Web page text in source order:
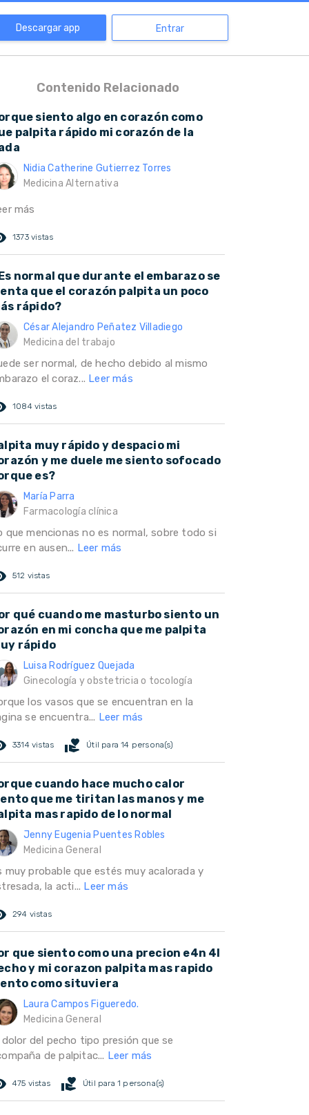
Descargar app Entrar
Contenido Relacionado
siento algo en corazón como
palpita rápido mi corazón de la
Nidia Catherine Gutierrez Torres
Medicina Alternativa
más
1373 vistas
normal que durante el embarazo se
que el corazón palpita un poco
rápido?
César Alejandro Peñatez Villadiego
Medicina del trabajo
ser normal, de hecho debido al mismo
el coraz... Leer más
1084 vistas
muy rápido y despacio mi
y me duele me siento sofocado
es?
María Parra
Farmacología clínica
que mencionas no es normal, sobre todo si
en ausen... Leer más
512 vistas
qué cuando me masturbo siento un
en mi concha que me palpita
rápido
Luisa Rodríguez Quejada
Ginecología y obstetricia o tocología
los vasos que se encuentran en la
se encuentra... Leer más
3314 vistas volunteer_activism Útil para 14 persona(s)
cuando hace mucho calor
que me tiritan las manos y me
mas rapido de lo normal
Jenny Eugenia Puentes Robles
Medicina General
muy probable que estés muy acalorada y
la acti... Leer más
294 vistas
que siento como una precion e4n 4l
y mi corazon palpita mas rapido
como situviera
Laura Campos Figueredo.
Medicina General
dolor del pecho tipo presión que se
de palpitac... Leer más
475 vistas volunteer_activism Útil para 1 persona(s)